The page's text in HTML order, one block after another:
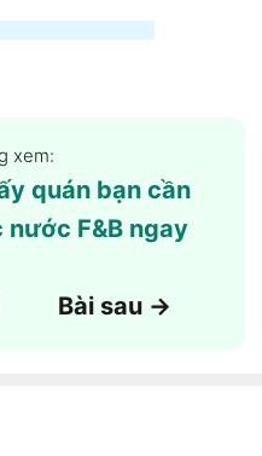
xem:
quán bạn cần
nước F&B ngay
Bài sau →